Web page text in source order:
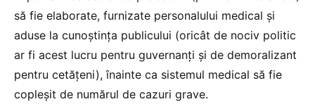
să fie elaborate, furnizate personalului medical și
aduse la cunoștința publicului (oricât de nociv politic
ar fi acest lucru pentru guvernanți și de demoralizant
pentru cetățeni), înainte ca sistemul medical să fie
copleșit de numărul de cazuri grave.